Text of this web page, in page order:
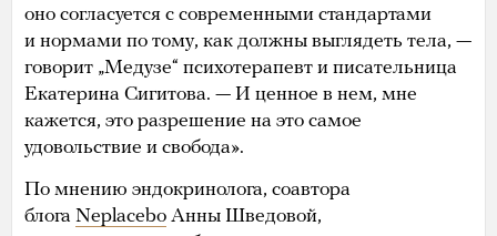
оно согласуется с современными стандартами
и нормами по тому, как должны выглядеть тела, —
говорит „Медузе“ психотерапевт и писательница
Екатерина Сигитова. — И ценное в нем, мне
кажется, это разрешение на это самое
удовольствие и свобода».
По мнению эндокринолога, соавтора
блога Neplacebo Анны Шведовой,